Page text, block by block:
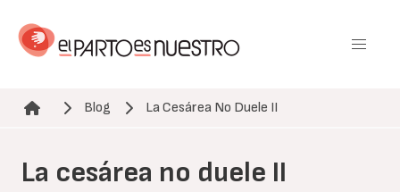
contenido
Ruta de navegación
Blog La Cesárea No Duele II
La cesárea no duele II